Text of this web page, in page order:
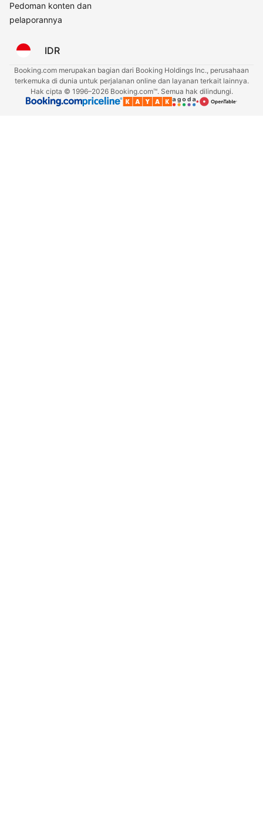
Pedoman konten dan
pelaporannya
IDR
Booking.com merupakan bagian dari Booking Holdings Inc., perusahaan
terkemuka di dunia untuk perjalanan online dan layanan terkait lainnya.
Hak cipta © 1996–2026 Booking.com™. Semua hak dilindungi.